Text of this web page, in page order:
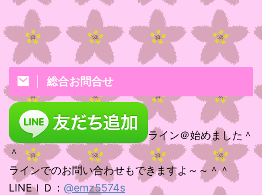
総合お問合せ
ライン＠始めました＾
＾
ラインでのお問い合わせもできますよ～～＾＾
LINEＩＤ： @emz5574s